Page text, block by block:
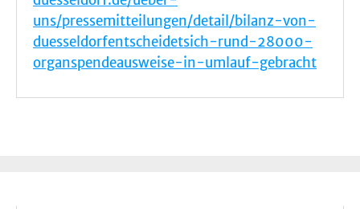
uns/pressemitteilungen/detail/bilanz-von-
duesseldorfentscheidetsich-rund-28000-
organspendeausweise-in-umlauf-gebracht